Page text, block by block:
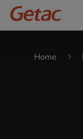
Home